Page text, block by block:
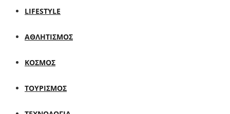
LIFESTYLE
ΑΘΛΗΤΙΣΜΟΣ
ΚΟΣΜΟΣ
ΤΟΥΡΙΣΜΟΣ